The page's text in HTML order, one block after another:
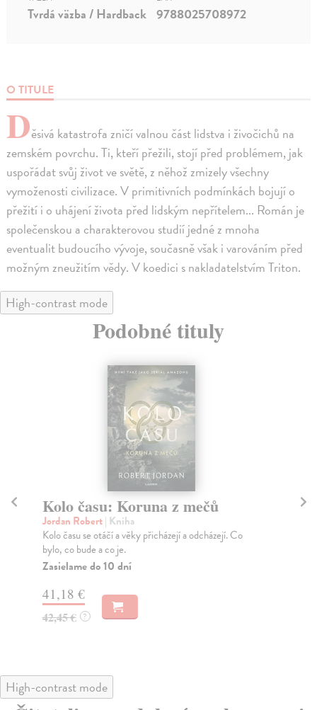
O TITULE
Děsivá katastrofa zničí valnou část lidstva i živočichů na
zemském povrchu. Ti, kteří přežili, stojí před problémem, jak
uspořádat svůj život ve světě, z něhož zmizely všechny
vymoženosti civilizace. V primitivních podmínkách bojují o
přežití i o uhájení života před lidským nepřítelem... Román je
společenskou a charakterovou studií jedné z mnoha
eventualit budoucího vývoje, současně však i varováním před
možným zneužitím vědy. V koedici s nakladatelstvím Triton.
Tvrdá väzba / Hardback 9788025708972
High-contrast mode
Podobné tituly
Kolo času: Koruna z mečů
Jordan Robert| Kniha
Kolo času se otáčí a věky přicházejí a odcházejí. Co
bylo, co bude a co je.
Zasielame do 10 dní
41,18 €
42,45 € ?
High-contrast mode